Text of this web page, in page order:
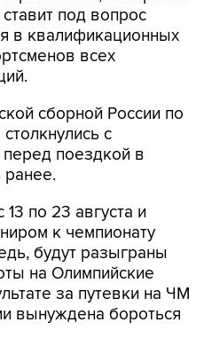
под вопрос
в квалификационных
всех
сборной России по
с
поездкой в
по 23 августа и
к чемпионату
будут разыграны
на Олимпийские
за путевки на ЧМ
вынуждена бороться